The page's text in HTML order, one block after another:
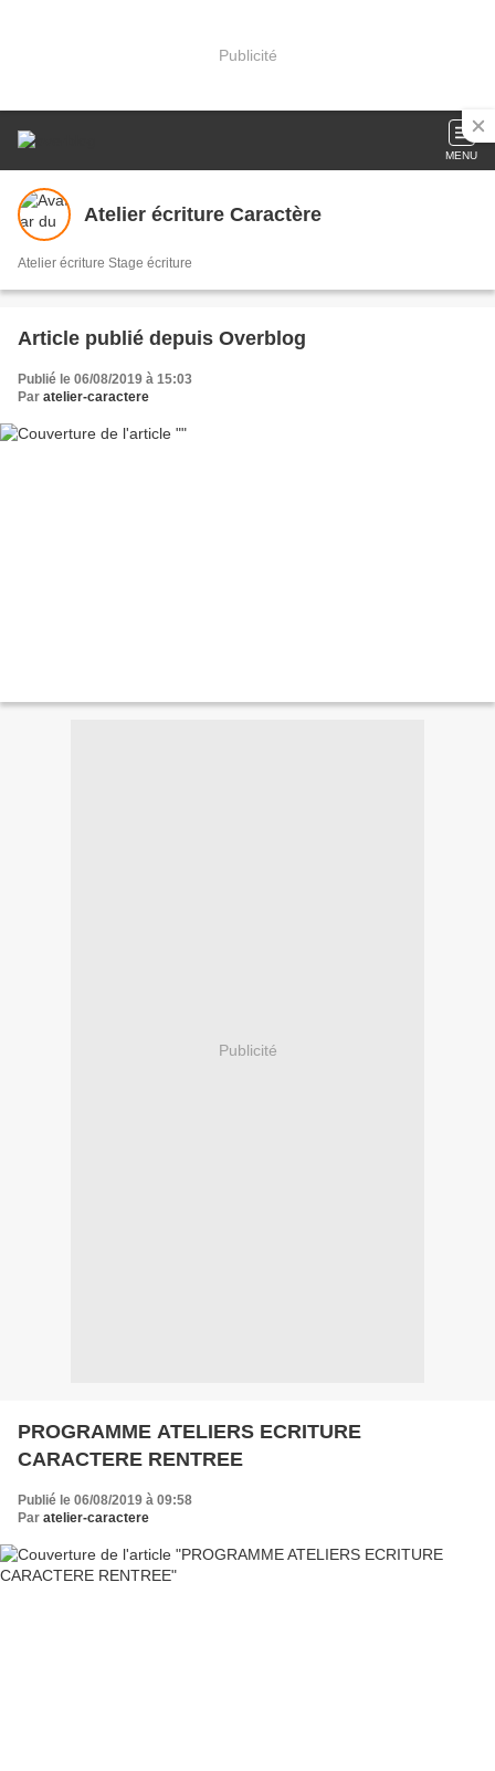
Publicité
MENU
Atelier écriture Caractère
Atelier écriture Stage écriture
Article publié depuis Overblog
Publié le 06/08/2019 à 15:03
Par atelier-caractere
Publicité
PROGRAMME ATELIERS ECRITURE
CARACTERE RENTREE
Publié le 06/08/2019 à 09:58
Par atelier-caractere